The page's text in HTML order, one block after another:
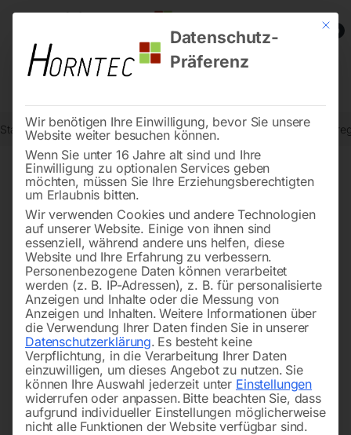
0
Start Stromaggregate und Stromerzeuger Zubehör für
Mit
Datenschutz-
Präferenz
Wir benötigen Ihre Einwilligung, bevor Sie unsere
Website weiter besuchen können.
Wenn Sie unter 16 Jahre alt sind und Ihre
Einwilligung zu optionalen Services geben
möchten, müssen Sie Ihre Erziehungsberechtigten
um Erlaubnis bitten.
Wir verwenden Cookies und andere Technologien
auf unserer Website. Einige von ihnen sind
essenziell, während andere uns helfen, diese
Website und Ihre Erfahrung zu verbessern.
Personenbezogene Daten können verarbeitet
werden (z. B. IP-Adressen), z. B. für personalisierte
Anzeigen und Inhalte oder die Messung von
Anzeigen und Inhalten. Weitere Informationen über
die Verwendung Ihrer Daten finden Sie in unserer
Datenschutzerklärung. Es besteht keine
Verpflichtung, in die Verarbeitung Ihrer Daten
einzuwilligen, um dieses Angebot zu nutzen. Sie
können Ihre Auswahl jederzeit unter Einstellungen
widerrufen oder anpassen. Bitte beachten Sie, dass
aufgrund individueller Einstellungen möglicherweise
nicht alle Funktionen der Website verfügbar sind.